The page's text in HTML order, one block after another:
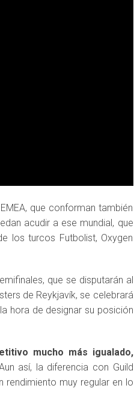
que conforman también
acudir a ese mundial, que
los turcos Futbolist, Oxygen
que se disputarán al
de Reykjavík, se celebrará
hora de designar su posición
mucho más igualado,
así, la diferencia con Guild
rendimiento muy regular en lo